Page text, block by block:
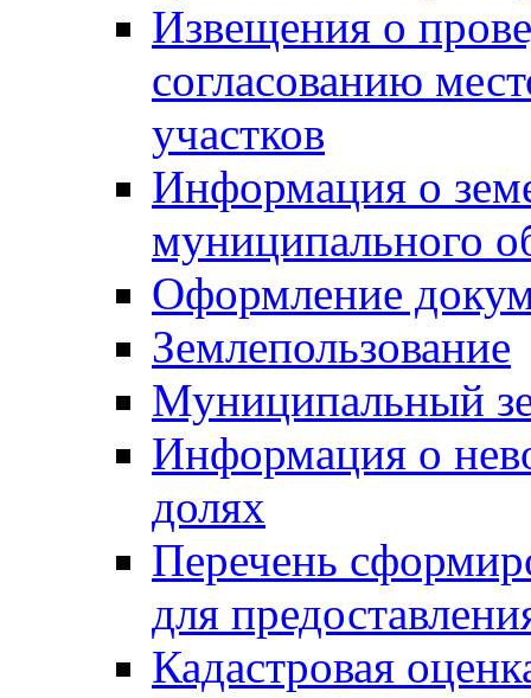
Извещения о
согласованию
участков
Информация о
муниципального
Оформление
Землепользование
Муниципальный
Информация о
долях
Перечень
для
Кадастровая